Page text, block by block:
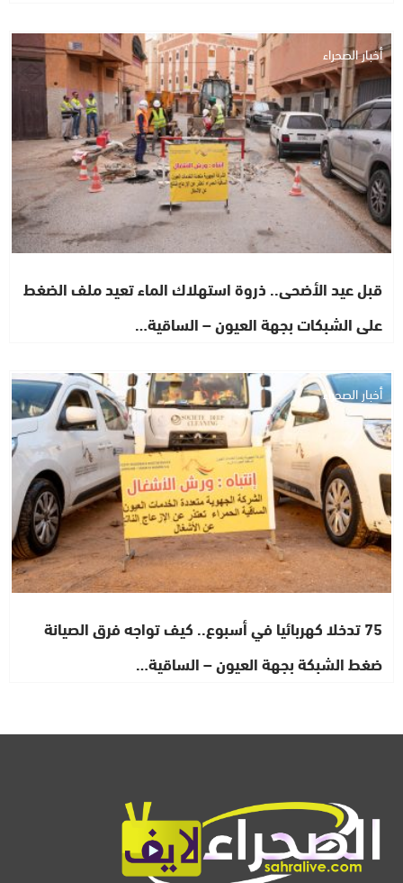
أخبار الصحراء
قبل عيد الأضحى.. ذروة استهلاك الماء تعيد ملف الضغط
على الشبكات بجهة العيون – الساقية…
أخبار الصحراء
75 تدخلا كهربائيا في أسبوع.. كيف تواجه فرق الصيانة
ضغط الشبكة بجهة العيون – الساقية…